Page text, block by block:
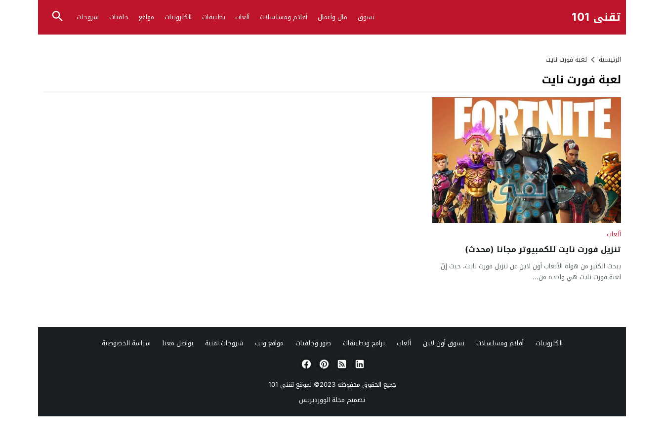
تقني 101 تسوق مال وأعمال أفلام ومسلسلات ألعاب تطبيقات الكترونيات مواقع خلفيات شروحات
الرئيسية لعبة فورت نايت
لعبة فورت نايت
ألعاب
تنزيل فورت نايت للكمبيوتر مجانا (محدث)
يبحث الكثير من هواة الألعاب أون لاين عن تنزيل فورت نايت، حيث إنّ
لعبة فورت نايت هي واحدة من...
الكترونيات أفلام ومسلسلات تسوق أون لاين ألعاب برامج وتطبيقات صور وخلفيات مواقع ويب شروحات تقنية تواصل معنا سياسة الخصوصية
جميع الحقوق محفوظة 2023© لموقع
تقني 101
تصميم مجلة الووردبريس